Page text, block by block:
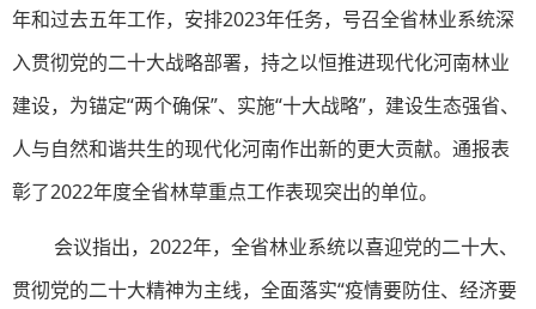
年和过去五年工作，安排2023年任务，号召全省林业系统深
入贯彻党的二十大战略部署，持之以恒推进现代化河南林业
建设，为锚定“两个确保”、实施“十大战略”，建设生态强省、
人与自然和谐共生的现代化河南作出新的更大贡献。 通报表
彰了2022年度全省林草重点工作表现突出的单位。
会议指出，2022年，全省林业系统以喜迎党的二十大、
贯彻党的二十大精神为主线，全面落实“疫情要防住、经济要